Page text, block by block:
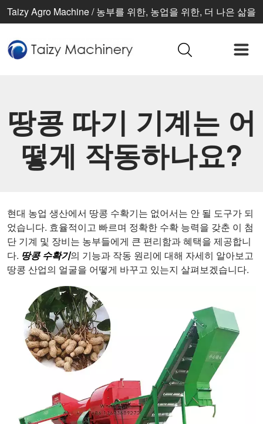
Taizy Agro Machine / 농부를 위한, 농업을 위한, 더 나은 삶을
땅콩 따기 기계는 어
떻게 작동하나요?
현대 농업 생산에서 땅콩 수확기는 없어서는 안 될 도구가 되
었습니다. 효율적이고 빠르며 정확한 수확 능력을 갖춘 이 첨
단 기계 및 장비는 농부들에게 큰 편리함과 혜택을 제공합니
다. 땅콩 수확기의 기능과 작동 원리에 대해 자세히 알아보고
땅콩 산업의 얼굴을 어떻게 바꾸고 있는지 살펴보겠습니다.